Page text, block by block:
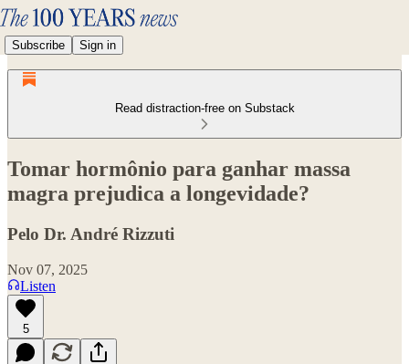
Subscribe Sign in
Read distraction-free on Substack
Tomar hormônio para ganhar massa
magra prejudica a longevidade?
Pelo Dr. André Rizzuti
Nov 07, 2025
Listen
5